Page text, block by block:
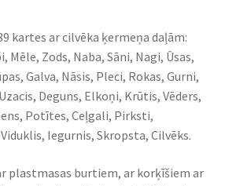
kartes ar cilvēka ķermeņa daļām:
Mēle, Zods, Naba, Sāni, Nagi, Ūsas,
Galva, Nāsis, Pleci, Rokas, Gurni,
Deguns, Elkoņi, Krūtis, Vēders,
Potītes, Ceļgali, Pirksti,
Iegurnis, Skropsta, Cilvēks.
plastmasas burtiem, ar korķīšiem ar